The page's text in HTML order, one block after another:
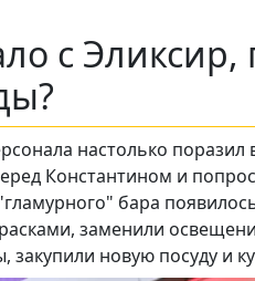
с
настолько
Константином и
бара
заменили
закупили новую посуду и